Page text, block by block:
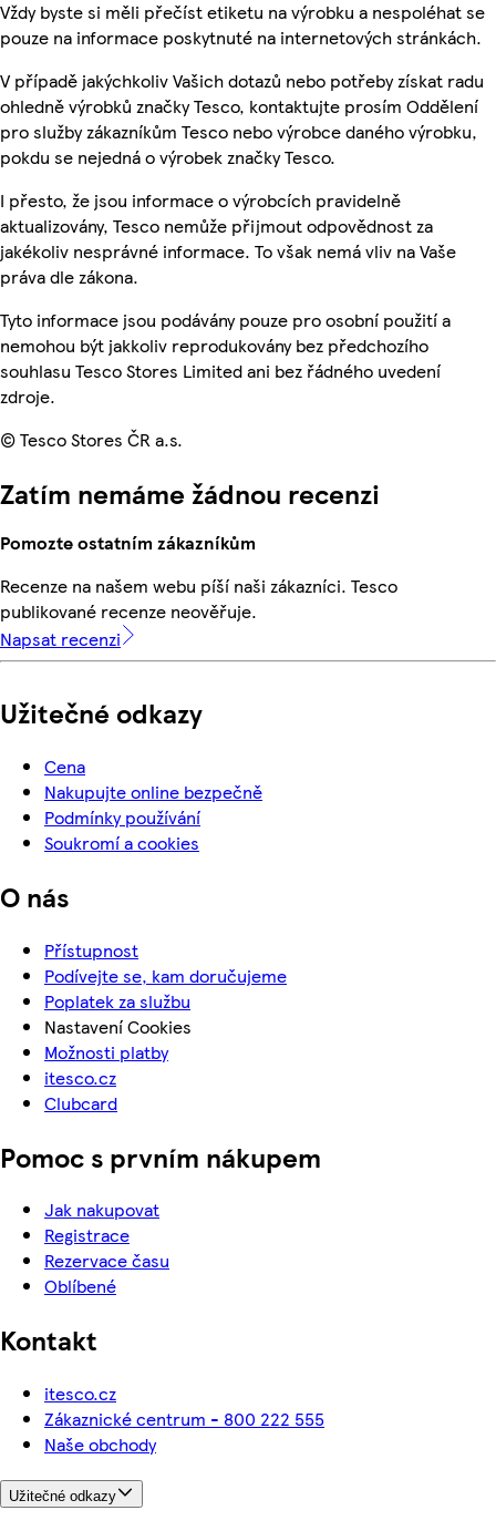
Vždy byste si měli přečíst etiketu na výrobku a nespoléhat se
pouze na informace poskytnuté na internetových stránkách.
V případě jakýchkoliv Vašich dotazů nebo potřeby získat radu
ohledně výrobků značky Tesco, kontaktujte prosím Oddělení
pro služby zákazníkům Tesco nebo výrobce daného výrobku,
pokdu se nejedná o výrobek značky Tesco.
I přesto, že jsou informace o výrobcích pravidelně
aktualizovány, Tesco nemůže přijmout odpovědnost za
jakékoliv nesprávné informace. To však nemá vliv na Vaše
práva dle zákona.
Tyto informace jsou podávány pouze pro osobní použití a
nemohou být jakkoliv reprodukovány bez předchozího
souhlasu Tesco Stores Limited ani bez řádného uvedení
zdroje.
© Tesco Stores ČR a.s.
Zatím nemáme žádnou recenzi
Pomozte ostatním zákazníkům
Recenze na našem webu píší naši zákazníci. Tesco
publikované recenze neověřuje.
Napsat recenzi
Užitečné odkazy
Cena
Nakupujte online bezpečně
Podmínky používání
Soukromí a cookies
O nás
Přístupnost
Podívejte se, kam doručujeme
Poplatek za službu
Nastavení Cookies
Možnosti platby
itesco.cz
Clubcard
Pomoc s prvním nákupem
Jak nakupovat
Registrace
Rezervace času
Oblíbené
Kontakt
itesco.cz
Zákaznické centrum - 800 222 555
Naše obchody
Užitečné odkazy